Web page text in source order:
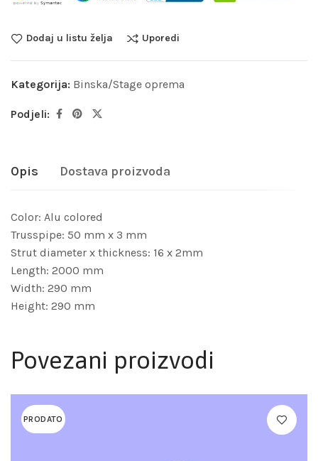
Dodaj u listu želja Uporedi
Kategorija: Binska/Stage oprema
Podjeli:
Opis Dostava proizvoda
Color: Alu colored
Trusspipe: 50 mm x 3 mm
Strut diameter x thickness: 16 x 2mm
Length: 2000 mm
Width: 290 mm
Height: 290 mm
Povezani proizvodi
PRODATO